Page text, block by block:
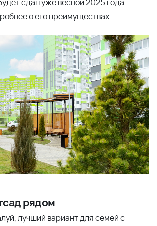
о его преимуществах.
рядом
лучший вариант для семей с